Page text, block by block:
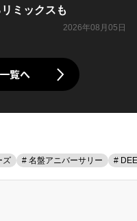
ミックスも
2026年08月05日
覧へ
ズ # 名盤アニバーサリー #